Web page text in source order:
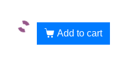
Add to cart